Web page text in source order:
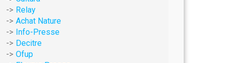
Relay
Achat Nature
Info-Presse
Decitre
Ofup